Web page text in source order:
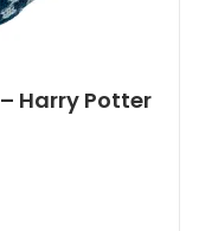
Harry Potter